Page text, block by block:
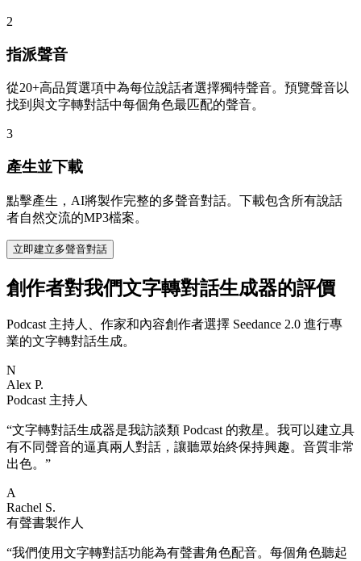
2
指派聲音
從20+高品質選項中為每位說話者選擇獨特聲音。預覽聲音以
找到與文字轉對話中每個角色最匹配的聲音。
3
產生並下載
點擊產生，AI將製作完整的多聲音對話。下載包含所有說話
者自然交流的MP3檔案。
立即建立多聲音對話
創作者對我們文字轉對話生成器的評價
Podcast 主持人、作家和內容創作者選擇 Seedance 2.0 進行專
業的文字轉對話生成。
N
Alex P.
Podcast 主持人
“文字轉對話生成器是我訪談類 Podcast 的救星。我可以建立具
有不同聲音的逼真兩人對話，讓聽眾始終保持興趣。音質非常
出色。 ”
A
Rachel S.
有聲書製作人
“我們使用文字轉對話功能為有聲書角色配音。每個角色聽起